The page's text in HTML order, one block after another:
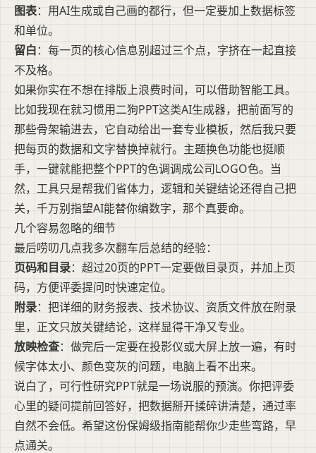
图表：用AI生成或自己画的都行，但一定要加上数据标签
和单位。
留白：每一页的核心信息别超过三个点，字挤在一起直接
不及格。
如果你实在不想在排版上浪费时间，可以借助智能工具。
比如我现在就习惯用二狗PPT这类AI生成器，把前面写的
那些骨架输进去，它自动给出一套专业模板，然后我只要
把每页的数据和文字替换掉就行。主题换色功能也挺顺
手，一键就能把整个PPT的色调调成公司LOGO色。当
然，工具只是帮我们省体力，逻辑和关键结论还得自己把
关，千万别指望AI能替你编数字，那个真要命。
几个容易忽略的细节
最后唠叨几点我多次翻车后总结的经验：
页码和目录：超过20页的PPT一定要做目录页，并加上页
码，方便评委提问时快速定位。
附录：把详细的财务报表、技术协议、资质文件放在附录
里，正文只放关键结论，这样显得干净又专业。
放映检查：做完后一定要在投影仪或大屏上放一遍，有时
候字体太小、颜色变灰的问题，电脑上看不出来。
说白了，可行性研究PPT就是一场说服的预演。你把评委
心里的疑问提前回答好，把数据掰开揉碎讲清楚，通过率
自然不会低。希望这份保姆级指南能帮你少走些弯路，早
点通关。